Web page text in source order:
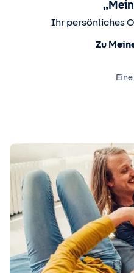
Ihr persönliches
Zu